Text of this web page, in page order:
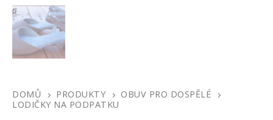
DOMŮ PRODUKTY
OBUV PRO DOSPĚLÉ
LODIČKY NA PODPATKU